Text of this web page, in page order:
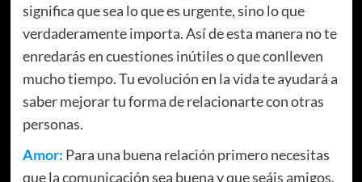
significa que sea lo que es urgente, sino lo que
verdaderamente importa. Así de esta manera no te
enredarás en cuestiones inútiles o que conlleven
mucho tiempo. Tu evolución en la vida te ayudará a
saber mejorar tu forma de relacionarte con otras
personas.
Amor: Para una buena relación primero necesitas
que la comunicación sea buena y que seáis amigos.